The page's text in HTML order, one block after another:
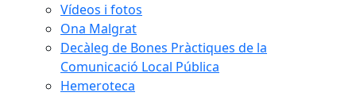
Vídeos i fotos
Ona Malgrat
Decàleg de Bones Pràctiques de la
Comunicació Local Pública
Hemeroteca